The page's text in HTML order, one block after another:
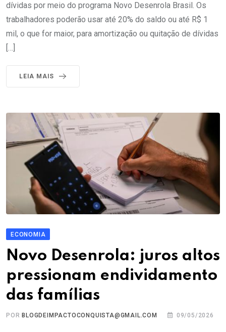
dívidas por meio do programa Novo Desenrola Brasil. Os
trabalhadores poderão usar até 20% do saldo ou até R$ 1
mil, o que for maior, para amortização ou quitação de dívidas
[…]
LEIA MAIS
ECONOMIA
Novo Desenrola: juros altos
pressionam endividamento
das famílias
POR BLOGDEIMPACTOCONQUISTA@GMAIL.COM 09/05/2026